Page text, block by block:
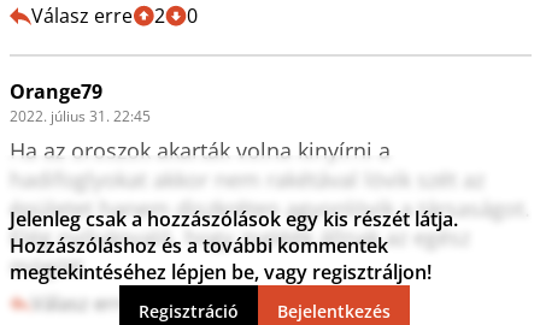
Válasz erre 2 0
Orange79
2022. július 31. 22:45
Ha az oroszok akarták volna kinyírni a
hadifoglyokat akkor nem rakétával lövik szét az
épületet hanem diszkréten agyonlövik a társaságot.
Elég nyilvánvaló, hogy zseléék állnak az egész
mögött.
Válasz erre 9 1
Jelenleg csak a hozzászólások egy kis részét látja.
Hozzászóláshoz és a további kommentek
megtekintéséhez lépjen be, vagy regisztráljon!
Regisztráció Bejelentkezés